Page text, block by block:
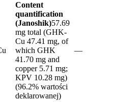
Content
quantification
(Janoshik)57.69
mg total (GHK-
Cu 47.41 mg, of
which GHK
41.70 mg and
copper 5.71 mg;
KPV 10.28 mg)
(96.2% wartości
deklarowanej)
—